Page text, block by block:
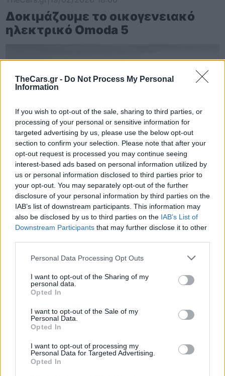
TheCars.gr - Do Not Process My Personal
Information
If you wish to opt-out of the sale, sharing to third parties, or
processing of your personal or sensitive information for
targeted advertising by us, please use the below opt-out
section to confirm your selection. Please note that after your
opt-out request is processed you may continue seeing
interest-based ads based on personal information utilized by
us or personal information disclosed to third parties prior to
your opt-out. You may separately opt-out of the further
disclosure of your personal information by third parties on the
IAB’s list of downstream participants. This information may
also be disclosed by us to third parties on the IAB’s List of
Downstream Participants that may further disclose it to other
Personal Data Processing Opt Outs
I want to opt-out of the Sharing of my
personal data.
Opted In
I want to opt-out of the Sale of my
Personal Data.
Opted In
I want to opt-out of processing my
Personal Data for Targeted Advertising.
Opted In
Δοκιμάζουμε το οικογενειακό
ηλεκτρικό Omoda 5
TheCars.gr|16/02/2026 20:00
Η Volkswagen παρουσιάζει το νέο
T-Roc